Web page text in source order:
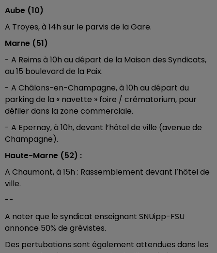
Aube (10)
A Troyes, à 14h sur le parvis de la Gare.
Marne (51)
- A Reims à 10h au départ de la Maison des Syndicats,
au 15 boulevard de la Paix.
- A Châlons-en-Champagne, à 10h au départ du
parking de la « navette » foire / crématorium, pour
défiler dans la zone commerciale.
- A Epernay, à 10h, devant l’hôtel de ville (avenue de
Champagne).
Haute-Marne (52) :
A Chaumont, à 15h : Rassemblement devant l’hôtel de
ville.
--
A noter que le syndicat enseignant SNUipp-FSU
annonce 50% de grévistes.
Des pertubations sont également attendues dans les